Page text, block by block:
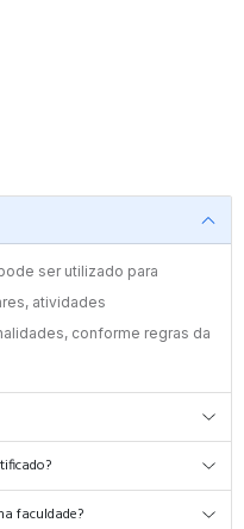
ser utilizado para
atividades
conforme regras da
faculdade?